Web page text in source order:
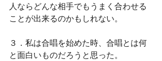
人ならどんな相手でもうまく合わせる
ことが出来るのかもしれない。
３．私は合唱を始めた時、合唱とは何
と面白いものだろうと思った。